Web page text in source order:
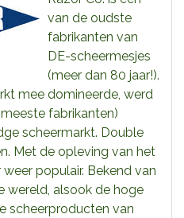
van de oudste
fabrikanten van
DE-scheermesjes
(meer dan 80 jaar!).
mee domineerde, werd
fabrikanten)
scheermarkt. Double
Met de opleving van het
populair. Bekend van
wereld, alsook de hoge
scheerproducten van